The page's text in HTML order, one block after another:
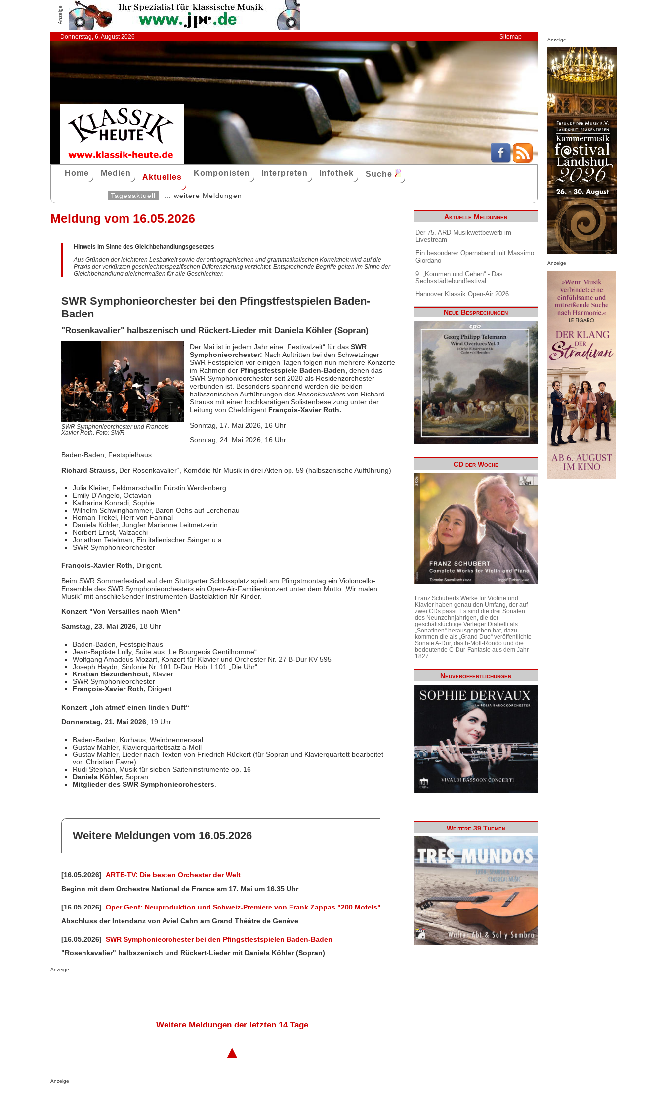
Anzeige
Donnerstag, 6. August 2026 Sitemap
Home Medien Aktuelles Komponisten Interpreten Infothek Suche
Tagesaktuell ... weitere Meldungen
Meldung vom 16.05.2026
Hinweis im Sinne des Gleichbehandlungsgesetzes
Aus Gründen der leichteren Lesbarkeit sowie der orthographischen und grammatikalischen Korrektheit wird auf die
Praxis der verkürzten geschlechterspezifischen Differenzierung verzichtet. Entsprechende Begriffe gelten im Sinne der
Gleichbehandlung gleichermaßen für alle Geschlechter.
SWR Symphonieorchester bei den Pfingstfestspielen Baden-
Baden
"Rosenkavalier" halbszenisch und Rückert-Lieder mit Daniela Köhler (Sopran)
SWR Symphonieorchester und Francois-
Xavier Roth, Foto: SWR
Der Mai ist in jedem Jahr eine „Festivalzeit“ für das SWR
Symphonieorchester: Nach Auftritten bei den Schwetzinger
SWR Festspielen vor einigen Tagen folgen nun mehrere Konzerte
im Rahmen der Pfingstfestspiele Baden-Baden, denen das
SWR Symphonieorchester seit 2020 als Residenzorchester
verbunden ist. Besonders spannend werden die beiden
halbszenischen Aufführungen des Rosenkavaliersvon Richard
Strauss mit einer hochkarätigen Solistenbesetzung unter der
Leitung von Chefdirigent François-Xavier Roth.
Sonntag, 17. Mai 2026, 16 Uhr
Sonntag, 24. Mai 2026, 16 Uhr
Baden-Baden, Festspielhaus
Richard Strauss, Der Rosenkavalier“, Komödie für Musik in drei Akten op. 59 (halbszenische Aufführung)
Julia Kleiter, Feldmarschallin Fürstin Werdenberg
Emily D'Angelo, Octavian
Katharina Konradi, Sophie
Wilhelm Schwinghammer, Baron Ochs auf Lerchenau
Roman Trekel, Herr von Faninal
Daniela Köhler, Jungfer Marianne Leitmetzerin
Norbert Ernst, Valzacchi
Jonathan Tetelman, Ein italienischer Sänger u.a.
SWR Symphonieorchester
François-Xavier Roth, Dirigent.
Beim SWR Sommerfestival auf dem Stuttgarter Schlossplatz spielt am Pfingstmontag ein Violoncello-
Ensemble des SWR Symphonieorchesters ein Open-Air-Familienkonzert unter dem Motto „Wir malen
Musik“ mit anschließender Instrumenten-Bastelaktion für Kinder.
Konzert "Von Versailles nach Wien"
Samstag, 23. Mai 2026, 18 Uhr
Baden-Baden, Festspielhaus
Jean-Baptiste Lully, Suite aus „Le Bourgeois Gentilhomme“
Wolfgang Amadeus Mozart, Konzert für Klavier und Orchester Nr. 27 B-Dur KV 595
Joseph Haydn, Sinfonie Nr. 101 D-Dur Hob. I:101 „Die Uhr“
Kristian Bezuidenhout, Klavier
SWR Symphonieorchester
François-Xavier Roth, Dirigent
Konzert „Ich atmet' einen linden Duft“
Donnerstag, 21. Mai 2026, 19 Uhr
Baden-Baden, Kurhaus, Weinbrennersaal
Gustav Mahler, Klavierquartettsatz a-Moll
Gustav Mahler, Lieder nach Texten von Friedrich Rückert (für Sopran und Klavierquartett bearbeitet
von Christian Favre)
Rudi Stephan, Musik für sieben Saiteninstrumente op. 16
Daniela Köhler, Sopran
Mitglieder des SWR Symphonieorchesters.
Weitere Meldungen vom 16.05.2026
[16.05.2026] ARTE-TV: Die besten Orchester der Welt
Beginn mit dem Orchestre National de France am 17. Mai um 16.35 Uhr
[16.05.2026] Oper Genf: Neuproduktion und Schweiz-Premiere von Frank Zappas "200 Motels"
Abschluss der Intendanz von Aviel Cahn am Grand Théâtre de Genève
[16.05.2026] SWR Symphonieorchester bei den Pfingstfestspielen Baden-Baden
"Rosenkavalier" halbszenisch und Rückert-Lieder mit Daniela Köhler (Sopran)
Anzeige
Weitere Meldungen der letzten 14 Tage
▲
Anzeige
Aktuelle Meldungen
Der 75. ARD-Musikwettbewerb im
Livestream
Ein besonderer Opernabend mit Massimo
Giordano
9. „Kommen und Gehen“ - Das
Sechsstädtebundfestival
Hannover Klassik Open-Air 2026
Neue Besprechungen
CD der Woche
Franz Schuberts Werke für Violine und
Klavier haben genau den Umfang, der auf
zwei CDs passt. Es sind die drei Sonaten
des Neunzehnjährigen, die der
geschäftstüchtige Verleger Diabelli als
„Sonatinen“ herausgegeben hat, dazu
kommen die als „Grand Duo“ veröffentlichte
Sonate A-Dur, das h-Moll-Rondo und die
bedeutende C-Dur-Fantasie aus dem Jahr
1827.
Neuveröffentlichungen
Weitere 39 Themen
Anzeige
Anzeige